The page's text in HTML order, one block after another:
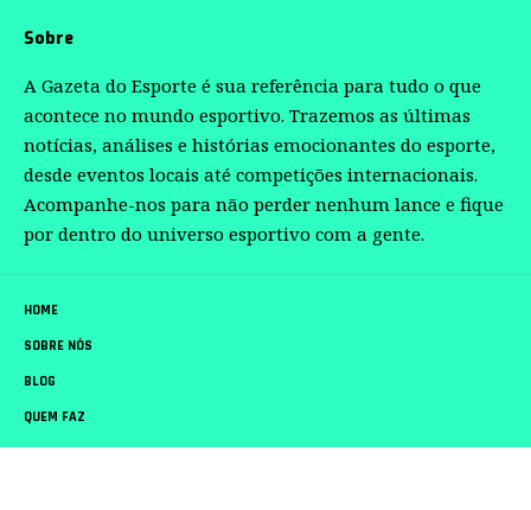
Sobre
A Gazeta do Esporte é sua referência para tudo o que
acontece no mundo esportivo. Trazemos as últimas
notícias, análises e histórias emocionantes do esporte,
desde eventos locais até competições internacionais.
Acompanhe-nos para não perder nenhum lance e fique
por dentro do universo esportivo com a gente.
HOME
SOBRE NÓS
BLOG
QUEM FAZ
CONTATO